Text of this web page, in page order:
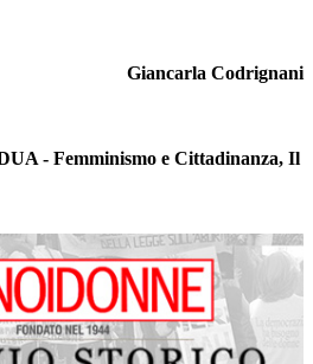
Giancarla Codrignani
- Femminismo e Cittadinanza, Il